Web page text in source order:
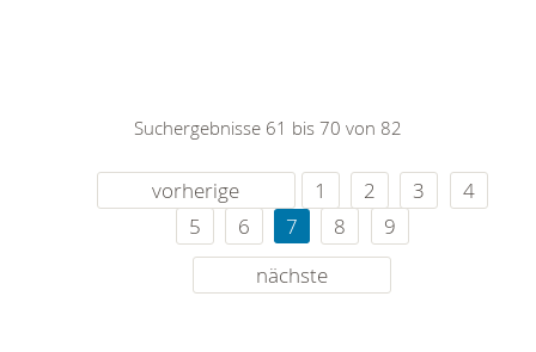
Suchergebnisse 61 bis 70 von 82
vorherige 1 2 3
4
5
6 7 8
9
nächste